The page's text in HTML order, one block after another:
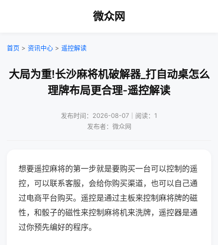
微众网
首页 > 资讯中心 > 遥控解读
大局为重!长沙麻将机破解器_打自动桌怎么
理牌布局更合理-遥控解读
发布时间：2026-08-07｜阅读：1
发布者：微众网
想要遥控麻将的第一步就是要购买一台可以控制的遥
控，可以联系客服，会给你购买渠道，也可以自己通
过电商平台购买。遥控是通过主板来控制麻将牌的磁
性，和骰子的磁性来控制麻将机来洗牌，遥控器是通
过你预先编好的程序。